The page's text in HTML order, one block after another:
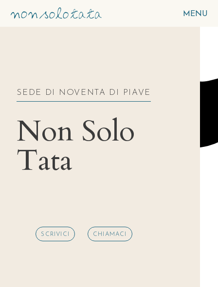
MENU
SEDE DI NOVENTA DI PIAVE
Non Solo
Tata
SCRIVICI CHIAMACI